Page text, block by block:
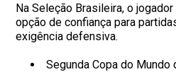
Na Seleção Brasileira, o
opção de confiança para
exigência defensiva.
Segunda Copa do Mundo